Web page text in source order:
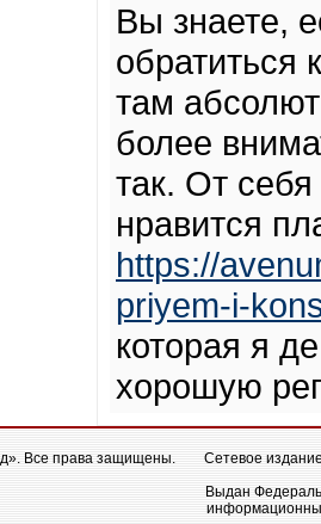
Вы знаете,
обратиться
там
более
так. От
нравится
https://
priyem-i-
которая я
хорошую
Все права защищены.
Сетевое
Выдан